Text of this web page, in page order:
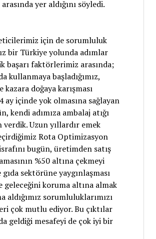
yer aldığını söyledi.
için de sorumluluk
bir Türkiye yolunda adımlar
başarı faktörlerimiz arasında;
kullanmaya başladığımız,
doğaya karışması
ay içinde yok olmasına sağlayan
kendi adımıza ambalaj atığı
Uzun yıllardır emek
Rota Optimizasyon
bugün, üretimden satış
%50 altına çekmeyi
sektörüne yaygınlaşması
geleceğini koruma altına almak
aldığımız sorumluluklarımızı
çok mutlu ediyor. Bu çıktılar
geldiği mesafeyi de çok iyi bir